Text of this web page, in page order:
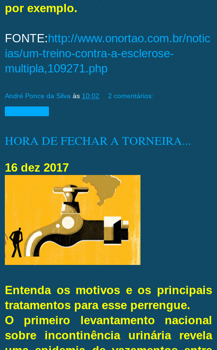
por exemplo.
FONTE:http://www.onortao.com.br/notic
ias/um-treino-contra-a-esclerose-
multipla,109271.php
André Ponce da Silva às 10:02 2 comentários:
HORA DE FECHAR A TORNEIRA...
16 dez 2017
Entenda os motivos e os principais
tratamentos para esse perrengue.
O primeiro levantamento nacional
sobre incontinência urinária revela